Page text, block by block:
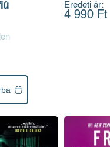
Eredeti ár:
4 990 Ft